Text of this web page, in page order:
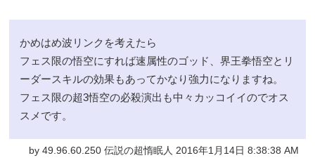
かめはめ波リンクを考えたら
フェス限の悟空にすれば速属性のゴッド、界王拳悟空とリ
ーダースキルの効果もあってかなり強力になりますね。
フェス限の超3悟空の必殺演出も中々カッコイイのでオス
スメです。
by 49.96.60.250 伝説の超惰眠人 2016年1月14日 8:38:38 AM